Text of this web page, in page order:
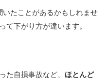
いたことがあるかもしれませ
て下がり方が違います。
た自損事故など、 ほとんど